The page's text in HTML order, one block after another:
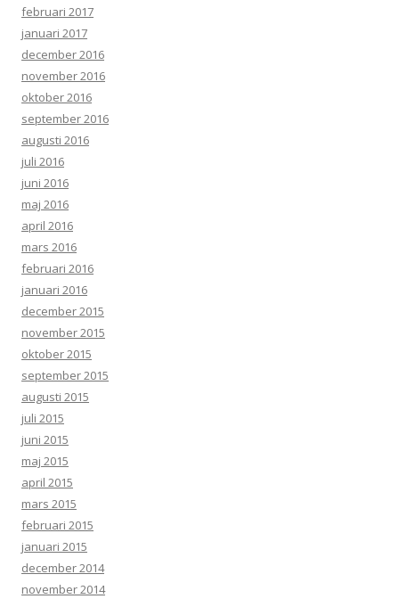
februari 2017
januari 2017
december 2016
november 2016
oktober 2016
september 2016
augusti 2016
juli 2016
juni 2016
maj 2016
april 2016
mars 2016
februari 2016
januari 2016
december 2015
november 2015
oktober 2015
september 2015
augusti 2015
juli 2015
juni 2015
maj 2015
april 2015
mars 2015
februari 2015
januari 2015
december 2014
november 2014